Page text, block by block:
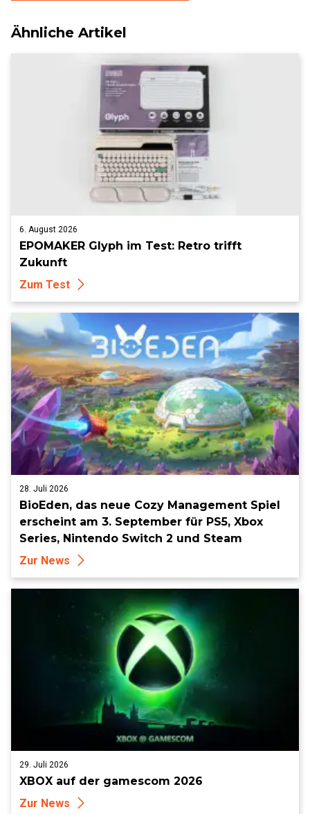
Ähnliche Artikel
6. August 2026
EPOMAKER Glyph im Test: Retro trifft
Zukunft
Zum Test
28. Juli 2026
BioEden, das neue Cozy Management Spiel
erscheint am 3. September für PS5, Xbox
Series, Nintendo Switch 2 und Steam
Zur News
29. Juli 2026
XBOX auf der gamescom 2026
Zur News